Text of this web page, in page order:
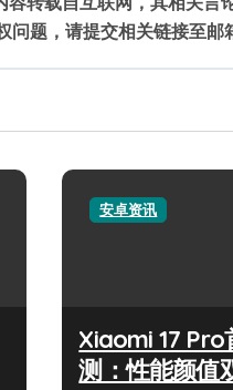
问题，请提交相关链接至
安卓资讯
Xiaomi 17 Pro
测：性能颜值